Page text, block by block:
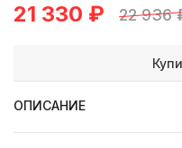
21 330 ₽ 22 936
ОПИСАНИЕ